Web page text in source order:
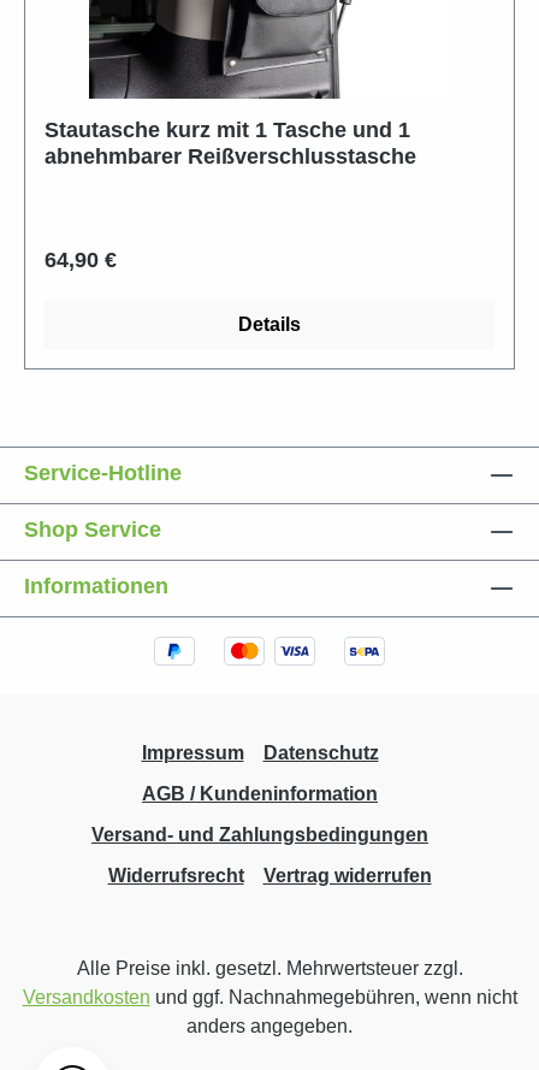
Stautasche kurz mit 1 Tasche und 1
abnehmbarer Reißverschlusstasche
Regulärer Preis:
64,90 €
Details
Service-Hotline
Shop Service
Informationen
Impressum
Datenschutz
AGB / Kundeninformation
Versand- und Zahlungsbedingungen
Widerrufsrecht
Vertrag widerrufen
Alle Preise inkl. gesetzl. Mehrwertsteuer zzgl.
Versandkosten und ggf. Nachnahmegebühren, wenn nicht
anders angegeben.